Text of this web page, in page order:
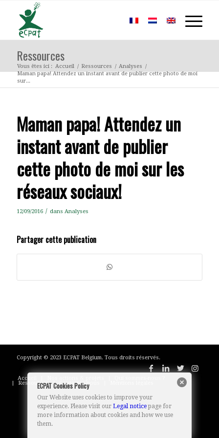
Ressources
Vous êtes ici : Accueil / Ressources / Analyses /
Maman papa! Attendez un instant avant de publier cette photo de moi
sur...
Maman papa! Attendez un
instant avant de publier
cette photo de moi sur les
réseaux sociaux!
12/09/2016 / dans Analyses
Partager cette publication
Copyright © 2023 ECPAT Belgium. Tous droits réservés.
Accueil
Ressources Contactez-nous
ECPAT Cookies Policy
Our Website uses cookies to improve your
experience. Please visit our Legal noticepage for
more information about cookies and how we use
them.